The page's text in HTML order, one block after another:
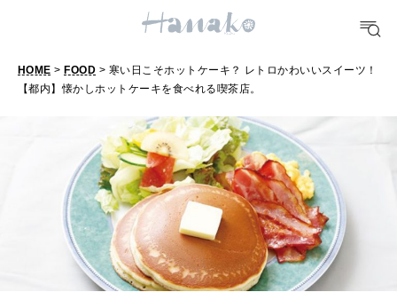
TRAVEL
どこ行く？
FORTUNE
明日のわたし
[12星座別] Weekly Holoscope
[12星座別] Monthly Love Holoscope
HEALTH
自分にやさしく
HOME > FOOD > 寒い日こそホットケーキ？ レトロかわいいスイーツ！
【都内】懐かしホットケーキを食べれる喫茶店。